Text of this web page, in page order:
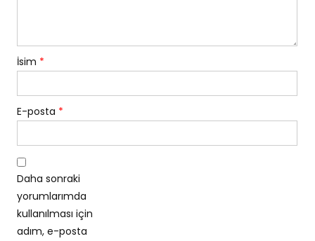
İsim *
E-posta *
Daha sonraki
yorumlarımda
kullanılması için
adım, e-posta